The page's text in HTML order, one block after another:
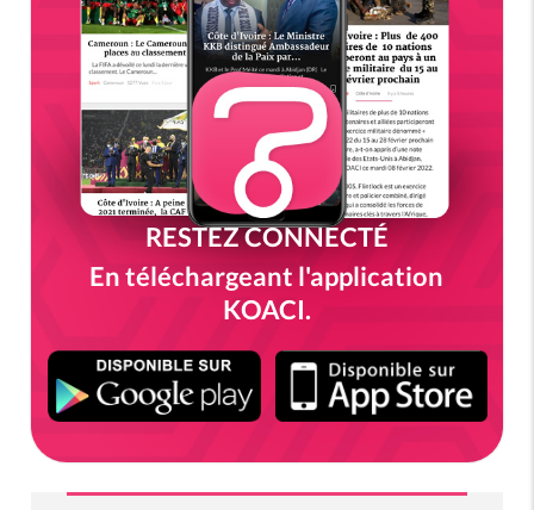
RESTEZ CONNECTÉ
En téléchargeant l'application
KOACI.